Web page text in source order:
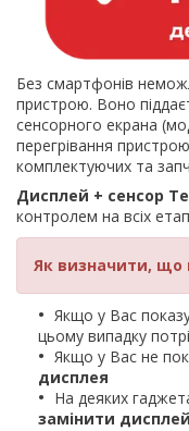
Без смартфонів
пристрою. Воно
сенсорного екрана
перегрівання
комплектуючих та
Дисплей + сенсор
контролем на всіх
Як визначити, що
Якщо у Вас
цьому випадку
Якщо у Вас не
дисплея
На деяких
замінити